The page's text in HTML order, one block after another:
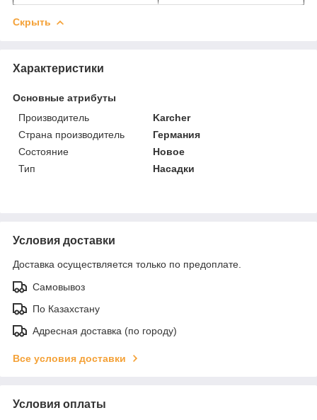
Скрыть
Характеристики
Основные атрибуты
Производитель
Karcher
Страна производитель
Германия
Состояние
Новое
Тип
Насадки
Условия доставки
Доставка осуществляется только по предоплате.
Самовывоз
По Казахстану
Адресная доставка (по городу)
Все условия доставки
Условия оплаты